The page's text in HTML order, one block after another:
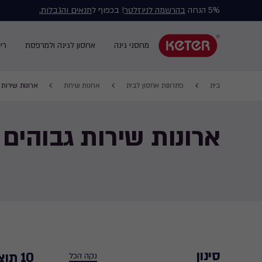
5% הנחה בהרשמה לניוזלטר! בכפוף לתנאים והגבלות.
navigation
מחסני גינה אחסון לגינה ולמרפסת
Main
בית פתרונות אחסון לבית ארונות שירות ארונות
ארונות שירות גבוהים
סינון נקה הכל 10 תוצאות חיפוש